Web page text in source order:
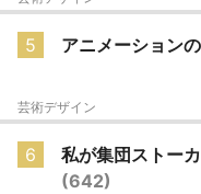
5 アニメーション
芸術デザイン
6
私が集団ストー
(642)